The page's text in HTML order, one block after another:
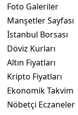
Foto Galeriler
Manşetler Sayfası
İstanbul Borsası
Döviz Kurları
Altın Fiyatları
Kripto Fiyatları
Ekonomik Takvim
Nöbetçi Eczaneler